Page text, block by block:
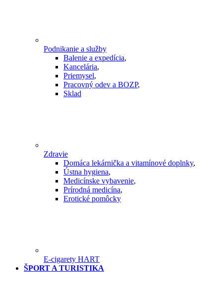
Podnikanie a služby
Balenie a expedícia,
Kancelária,
Priemysel,
Pracovný odev a BOZP,
Sklad
Zdravie
Domáca lekárnička a vitamínové doplnky,
Ústna hygiena,
Medicínske vybavenie,
Prírodná medicína,
Erotické pomôcky
E-cigarety HART
ŠPORT A TURISTIKA